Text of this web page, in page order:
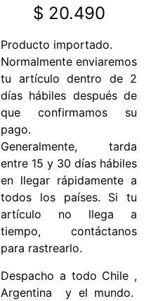
$ 20.490
Producto importado.
Normalmente enviaremos
tu artículo dentro de 2
días hábiles después de
que confirmamos su
pago.
Generalmente, tarda
entre 15 y 30 días hábiles
en llegar rápidamente a
todos los países. Si tu
artículo no llega a
tiempo, contáctanos
para rastrearlo.
Despacho a todo Chile ,
Argentina y el mundo.